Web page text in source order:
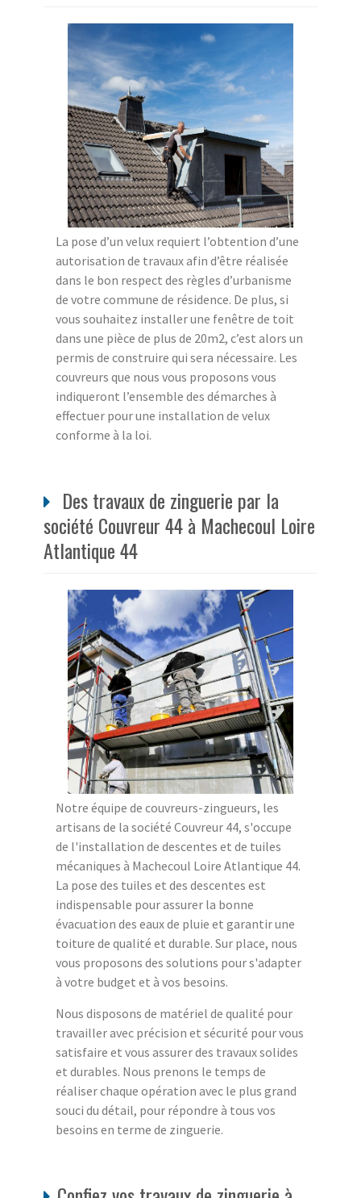
La pose d’un velux requiert l’obtention d’une
autorisation de travaux afin d’être réalisée
dans le bon respect des règles d’urbanisme
de votre commune de résidence. De plus, si
vous souhaitez installer une fenêtre de toit
dans une pièce de plus de 20m2, c’est alors un
permis de construire qui sera nécessaire. Les
couvreurs que nous vous proposons vous
indiqueront l’ensemble des démarches à
effectuer pour une installation de velux
conforme à la loi.
Des travaux de zinguerie par la
société Couvreur 44 à Machecoul Loire
Atlantique 44
Notre équipe de couvreurs-zingueurs, les
artisans de la société Couvreur 44, s'occupe
de l'installation de descentes et de tuiles
mécaniques à Machecoul Loire Atlantique 44.
La pose des tuiles et des descentes est
indispensable pour assurer la bonne
évacuation des eaux de pluie et garantir une
toiture de qualité et durable. Sur place, nous
vous proposons des solutions pour s'adapter
à votre budget et à vos besoins.
Nous disposons de matériel de qualité pour
travailler avec précision et sécurité pour vous
satisfaire et vous assurer des travaux solides
et durables. Nous prenons le temps de
réaliser chaque opération avec le plus grand
souci du détail, pour répondre à tous vos
besoins en terme de zinguerie.